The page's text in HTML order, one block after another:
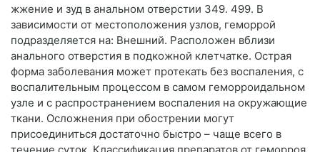
жжение и зуд в анальном отверстии 349. 499. В
зависимости от местоположения узлов, геморрой
подразделяется на: Внешний. Расположен вблизи
анального отверстия в подкожной клетчатке. Острая
форма заболевания может протекать без воспаления, с
воспалительным процессом в самом геморроидальном
узле и с распространением воспаления на окружающие
ткани. Осложнения при обострении могут
присоединиться достаточно быстро – чаще всего в